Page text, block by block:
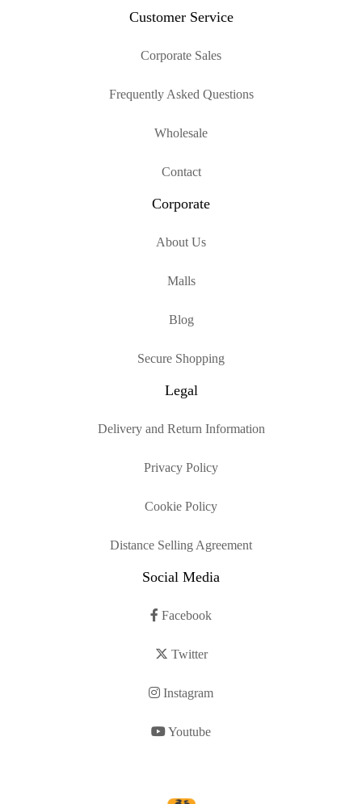
Customer Service
Corporate Sales
Frequently Asked Questions
Wholesale
Contact
Corporate
About Us
Malls
Blog
Secure Shopping
Legal
Delivery and Return Information
Privacy Policy
Cookie Policy
Distance Selling Agreement
Social Media
Facebook
Twitter
Instagram
Youtube